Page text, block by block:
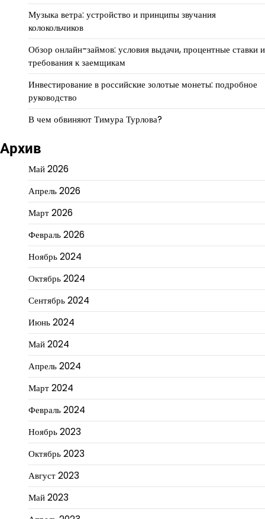
Музыка ветра: устройство и принципы звучания
колокольчиков
Обзор онлайн-займов: условия выдачи, процентные ставки и
требования к заемщикам
Инвестирование в российские золотые монеты: подробное
руководство
В чем обвиняют Тимура Турлова?
Архив
Май 2026
Апрель 2026
Март 2026
Февраль 2026
Ноябрь 2024
Октябрь 2024
Сентябрь 2024
Июнь 2024
Май 2024
Апрель 2024
Март 2024
Февраль 2024
Ноябрь 2023
Октябрь 2023
Август 2023
Май 2023